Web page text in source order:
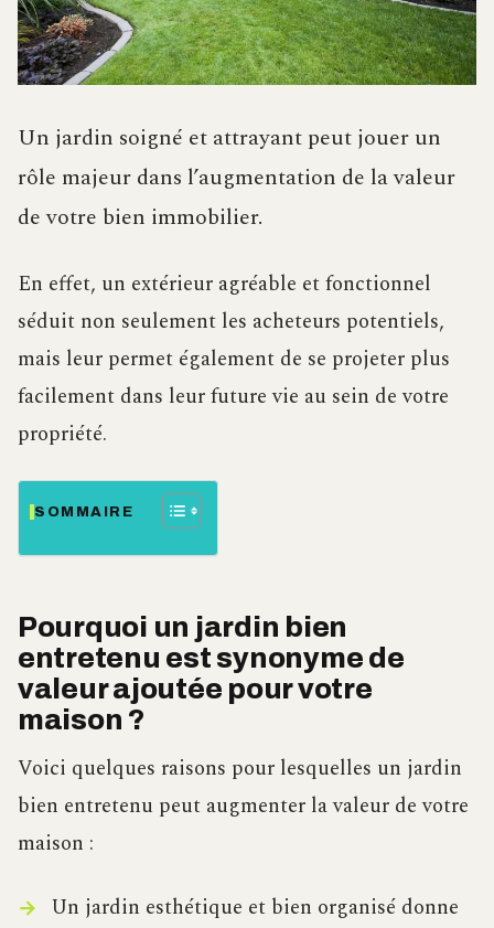
Un jardin soigné et attrayant peut jouer un
rôle majeur dans l’augmentation de la valeur
de votre bien immobilier.
En effet, un extérieur agréable et fonctionnel
séduit non seulement les acheteurs potentiels,
mais leur permet également de se projeter plus
facilement dans leur future vie au sein de votre
propriété.
SOMMAIRE
Pourquoi un jardin bien
entretenu est synonyme de
valeur ajoutée pour votre
maison ?
Voici quelques raisons pour lesquelles un jardin
bien entretenu peut augmenter la valeur de votre
maison :
Un jardin esthétique et bien organisé donne